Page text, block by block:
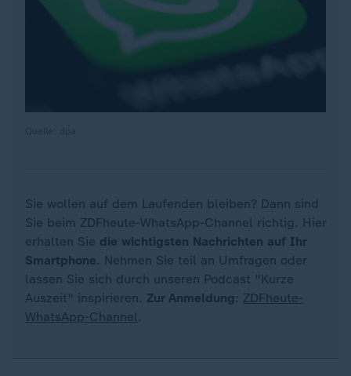
Sie wollen auf dem Laufenden bleiben? Dann sind
Sie beim ZDFheute-WhatsApp-Channel richtig. Hier
erhalten Sie die wichtigsten Nachrichten auf Ihr
Smartphone. Nehmen Sie teil an Umfragen oder
lassen Sie sich durch unseren Podcast "Kurze
Auszeit" inspirieren. Zur Anmeldung : ZDFheute-
WhatsApp-Channel.